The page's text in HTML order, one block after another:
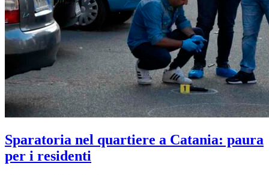
Sparatoria nel quartiere a Catania: paura
per i residenti